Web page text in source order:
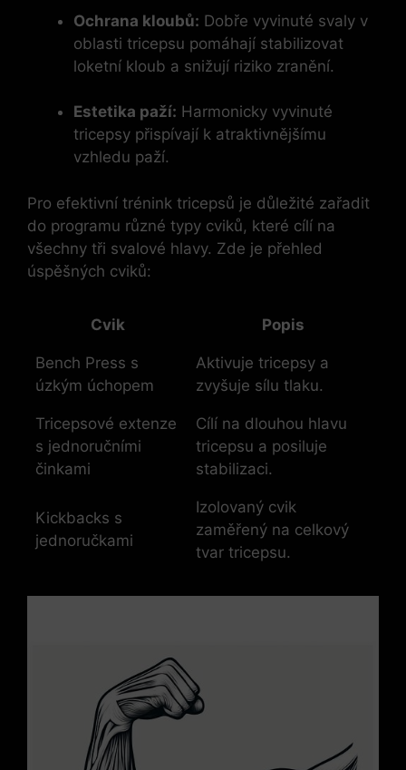
Ochrana kloubů: Dobře vyvinuté svaly v
oblasti‍ tricepsu pomáhají ⁤stabilizovat
loketní kloub a snižují ⁤riziko zranění.
Estetika paží: Harmonicky‍ vyvinuté
tricepsy přispívají k atraktivnějšímu
vzhledu paží.
Pro efektivní trénink tricepsů je ⁢důležité zařadit
do programu různé typy cviků, které cílí na
všechny tři ‍svalové hlavy. Zde je přehled
úspěšných cviků:
Cvik Popis
Bench ‌Press s
úzkým úchopem
Aktivuje tricepsy a
zvyšuje sílu tlaku.
Tricepsové extenze
s jednoručními
⁣činkami
Cílí na dlouhou ​hlavu ​
tricepsu a posiluje
stabilizaci.
Kickbacks s
jednoručkami
Izolovaný cvik
zaměřený na ​celkový
tvar tricepsu.